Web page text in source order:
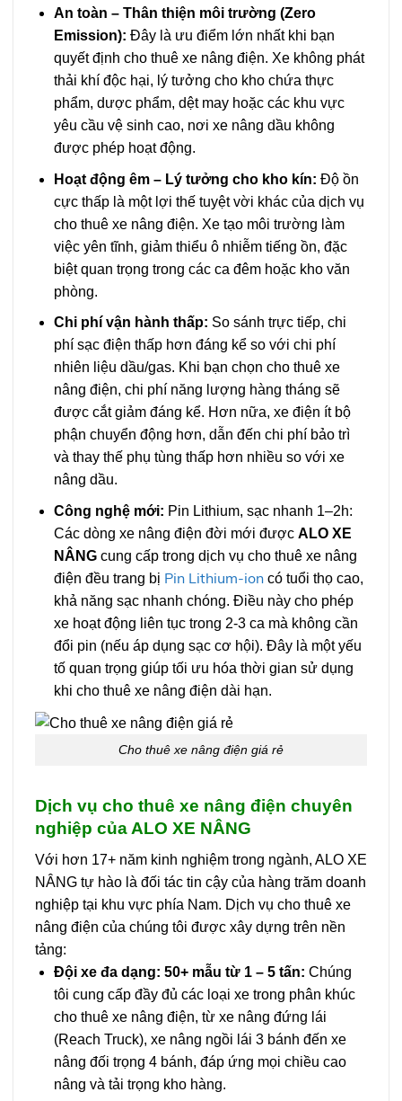
An toàn – Thân thiện môi trường (Zero
Emission): Đây là ưu điểm lớn nhất khi bạn
quyết định cho thuê xe nâng điện. Xe không phát
thải khí độc hại, lý tưởng cho kho chứa thực
phẩm, dược phẩm, dệt may hoặc các khu vực
yêu cầu vệ sinh cao, nơi xe nâng dầu không
được phép hoạt động.
Hoạt động êm – Lý tưởng cho kho kín: Độ ồn
cực thấp là một lợi thế tuyệt vời khác của dịch vụ
cho thuê xe nâng điện. Xe tạo môi trường làm
việc yên tĩnh, giảm thiểu ô nhiễm tiếng ồn, đặc
biệt quan trọng trong các ca đêm hoặc kho văn
phòng.
Chi phí vận hành thấp: So sánh trực tiếp, chi
phí sạc điện thấp hơn đáng kể so với chi phí
nhiên liệu dầu/gas. Khi bạn chọn cho thuê xe
nâng điện, chi phí năng lượng hàng tháng sẽ
được cắt giảm đáng kể. Hơn nữa, xe điện ít bộ
phận chuyển động hơn, dẫn đến chi phí bảo trì
và thay thế phụ tùng thấp hơn nhiều so với xe
nâng dầu.
Công nghệ mới: Pin Lithium, sạc nhanh 1–2h:
Các dòng xe nâng điện đời mới được ALO XE
NÂNGcung cấp trong dịch vụ cho thuê xe nâng
điện đều trang bị Pin Lithium-ioncó tuổi thọ cao,
khả năng sạc nhanh chóng. Điều này cho phép
xe hoạt động liên tục trong 2-3 ca mà không cần
đổi pin (nếu áp dụng sạc cơ hội). Đây là một yếu
tố quan trọng giúp tối ưu hóa thời gian sử dụng
khi cho thuê xe nâng điện dài hạn.
Cho thuê xe nâng điện giá rẻ
Dịch vụ cho thuê xe nâng điện chuyên
nghiệp của ALO XE NÂNG
Với hơn 17+ năm kinh nghiệm trong ngành, ALO XE
NÂNG tự hào là đối tác tin cậy của hàng trăm doanh
nghiệp tại khu vực phía Nam. Dịch vụ cho thuê xe
nâng điện của chúng tôi được xây dựng trên nền
tảng:
Đội xe đa dạng: 50+ mẫu từ 1 – 5 tấn: Chúng
tôi cung cấp đầy đủ các loại xe trong phân khúc
cho thuê xe nâng điện, từ xe nâng đứng lái
(Reach Truck), xe nâng ngồi lái 3 bánh đến xe
nâng đối trọng 4 bánh, đáp ứng mọi chiều cao
nâng và tải trọng kho hàng.